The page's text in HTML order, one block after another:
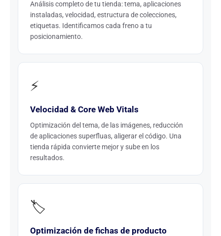
Análisis completo de tu tienda: tema, aplicaciones
instaladas, velocidad, estructura de colecciones,
etiquetas. Identificamos cada freno a tu
posicionamiento.
⚡
Velocidad & Core Web Vitals
Optimización del tema, de las imágenes, reducción
de aplicaciones superfluas, aligerar el código. Una
tienda rápida convierte mejor y sube en los
resultados.
🏷️
Optimización de fichas de producto